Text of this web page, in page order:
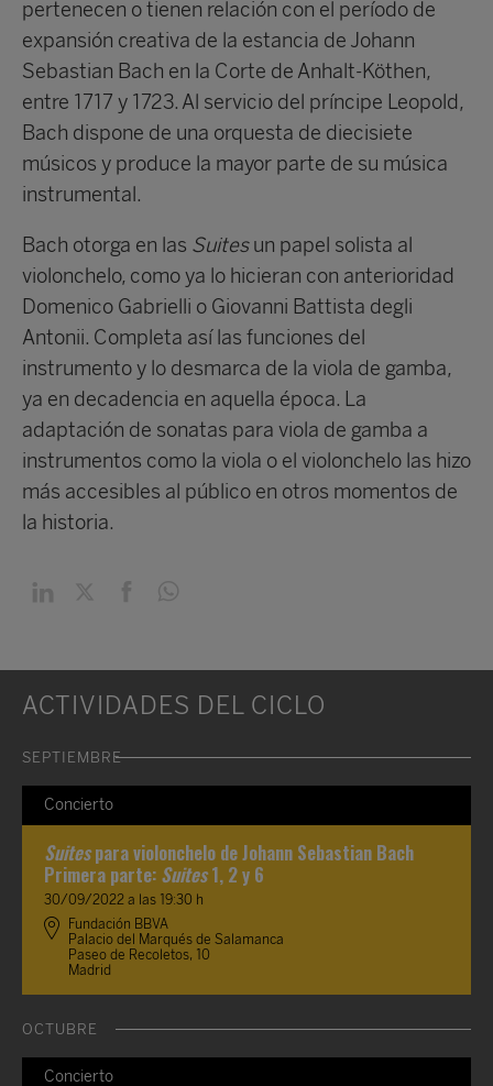
pertenecen o tienen relación con el período de
expansión creativa de la estancia de Johann
Sebastian Bach en la Corte de Anhalt-Köthen,
entre 1717 y 1723. Al servicio del príncipe Leopold,
Bach dispone de una orquesta de diecisiete
músicos y produce la mayor parte de su música
instrumental.
Bach otorga en las Suitesun papel solista al
violonchelo, como ya lo hicieran con anterioridad
Domenico Gabrielli o Giovanni Battista degli
Antonii. Completa así las funciones del
instrumento y lo desmarca de la viola de gamba,
ya en decadencia en aquella época. La
adaptación de sonatas para viola de gamba a
instrumentos como la viola o el violonchelo las hizo
más accesibles al público en otros momentos de
la historia.
ACTIVIDADES DEL CICLO
SEPTIEMBRE
Concierto
Suitespara violonchelo de Johann Sebastian Bach
Primera parte: Suites1, 2 y 6
30/09/2022 a las 19:30 h
Fundación BBVA
Palacio del Marqués de Salamanca
Paseo de Recoletos, 10
Madrid
OCTUBRE
Concierto